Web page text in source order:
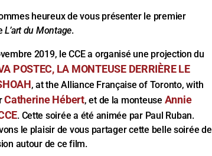
heureux de vous présenter le premier
L’art du Montage.
2019, le CCE a organisé une projection du
POSTEC, LA MONTEUSE DERRIÈRE LE
, at the Alliance Française of Toronto, with
Catherine Hébert, et de la monteuse Annie
. Cette soirée a été animée par Paul Ruban.
le plaisir de vous partager cette belle soirée de
autour de ce film.